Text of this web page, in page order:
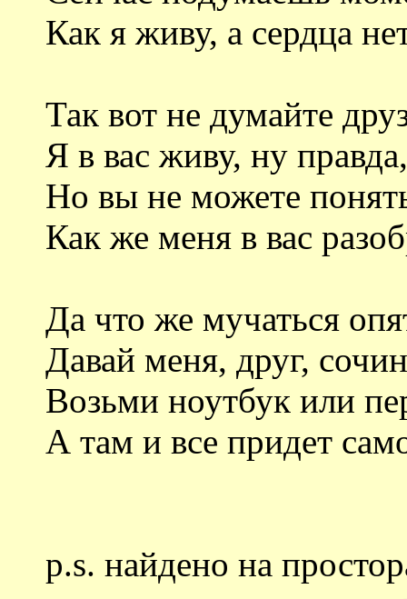
Как я живу, а сердца
Так вот не думайте
Я в вас живу, ну
Но вы не можете
Как же меня в вас
Да что же мучаться
Давай меня, друг,
Возьми ноутбук или
А там и все придет
p.s. найдено на